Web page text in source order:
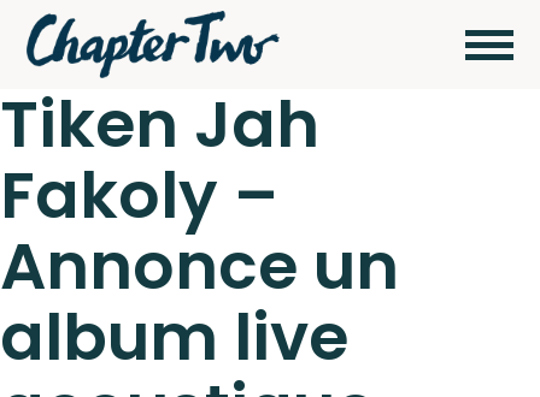
Artistes
Actualités
Tiken Jah
Fakoly –
Annonce un
album live
Wagram Music / Chapter Two Records
Pour
envoyer vos
démos